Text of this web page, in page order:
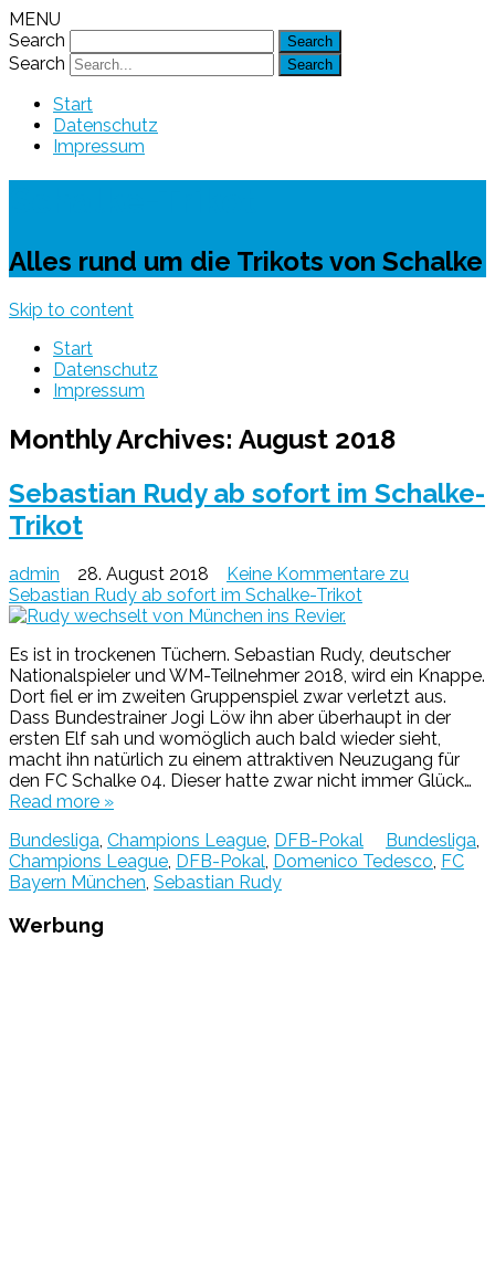
MENU
Search
Search
Start
Datenschutz
Impressum
Alles rund um die Trikots von Schalke
Skip to content
Start
Datenschutz
Impressum
Monthly Archives: August 2018
Sebastian Rudy ab sofort im Schalke-
Trikot
admin 28. August 2018 Keine Kommentare zu
Sebastian Rudy ab sofort im Schalke-Trikot
Es ist in trockenen Tüchern. Sebastian Rudy, deutscher
Nationalspieler und WM-Teilnehmer 2018, wird ein Knappe.
Dort fiel er im zweiten Gruppenspiel zwar verletzt aus.
Dass Bundestrainer Jogi Löw ihn aber überhaupt in der
ersten Elf sah und womöglich auch bald wieder sieht,
macht ihn natürlich zu einem attraktiven Neuzugang für
den FC Schalke 04. Dieser hatte zwar nicht immer Glück…
Read more »
Bundesliga Champions League DFB-Pokal Bundesliga
Champions League DFB-Pokal Domenico Tedesco FC
Bayern München Sebastian Rudy
Werbung